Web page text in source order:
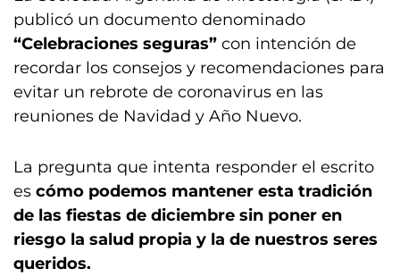
publicó un documento denominado
“Celebraciones seguras” con intención de
recordar los consejos y recomendaciones para
evitar un rebrote de coronavirus en las
reuniones de Navidad y Año Nuevo.
La pregunta que intenta responder el escrito
es cómo podemos mantener esta tradición
de las fiestas de diciembre sin poner en
riesgo la salud propia y la de nuestros seres
queridos.